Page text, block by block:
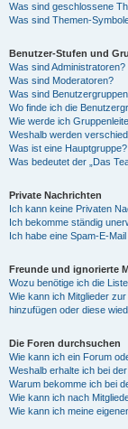
Was sind geschlossene
Was sind Themen-
Benutzer-Stufen und
Was sind Administratoren?
Was sind Moderatoren?
Was sind
Wo finde ich die
Wie werde ich
Weshalb werden
Was ist eine Hauptgruppe?
Was bedeutet der „Das
Private Nachrichten
Ich kann keine Privaten
Ich bekomme ständig
Ich habe eine Spam-E-
Freunde und ignorierte
Wozu benötige ich die
Wie kann ich Mitglieder
hinzufügen oder diese
Die Foren durchsuchen
Wie kann ich ein Forum
Weshalb erhalte ich bei
Warum bekomme ich bei
Wie kann ich nach
Wie kann ich meine